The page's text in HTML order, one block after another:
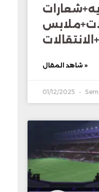
شاهد المقال »
01/12/2025